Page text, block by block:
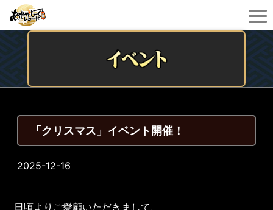
「クリスマス」イベント開催！
2025-12-16
日頃よりご愛顧いただきまして、